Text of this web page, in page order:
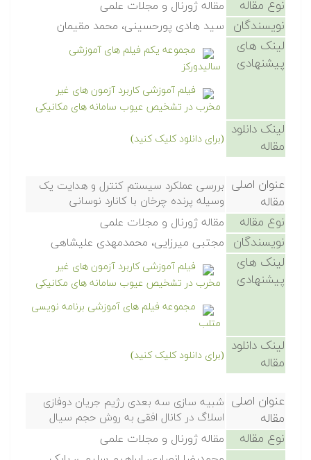
نوع مقاله مقاله ژورنال و مجلات علمی
نویسندگان سید هادی پورحسینی، محمد مقیمان
لینک های
پیشنهادی
مجموعه یکم فیلم های آموزشی
سالیدورکز
فیلم آموزشی کاربرد آزمون های غیر
مخرب در تشخیص عیوب سامانه های مکانیکی
لینک دانلود
مقاله
(برای دانلود کلیک کنید)
عنوان اصلی
مقاله
بررسی عملکرد سیستم کنترل و هدایت یک
وسیله پرنده چرخان با کانارد نوسانی
نوع مقاله مقاله ژورنال و مجلات علمی
نویسندگان مجتبی میرزایی، محمدمهدی علیشاهی
لینک های
پیشنهادی
فیلم آموزشی کاربرد آزمون های غیر
مخرب در تشخیص عیوب سامانه های مکانیکی
مجموعه فیلم های آموزشی برنامه نویسی
متلب
لینک دانلود
مقاله
(برای دانلود کلیک کنید)
عنوان اصلی
مقاله
شبیه سازی سه بعدی رژیم جریان دوفازی
اسلاگ در کانال افقی به روش حجم سیال
نوع مقاله مقاله ژورنال و مجلات علمی